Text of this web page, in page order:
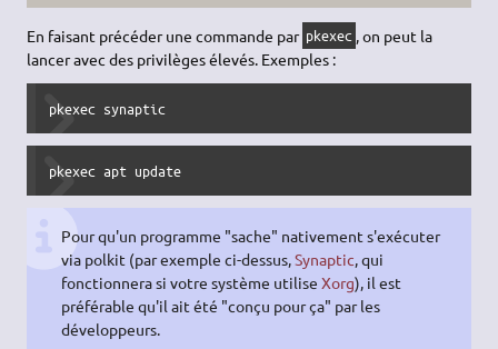
En faisant précéder une commande par pkexec , on peut la
lancer avec des privilèges élevés. Exemples :
pkexec synaptic
pkexec apt update
Pour qu'un programme "sache" nativement s'exécuter
via polkit (par exemple ci-dessus,Synaptic, qui
fonctionnera si votre système utilise Xorg), il est
préférable qu'il ait été "conçu pour ça" par les
développeurs.